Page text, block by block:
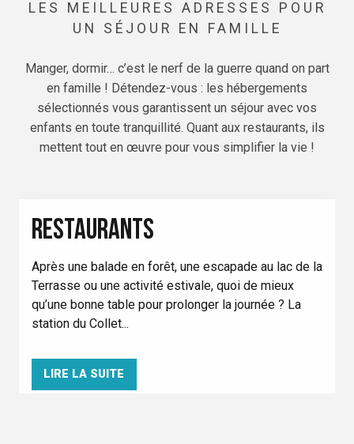
LES MEILLEURES ADRESSES POUR
UN SÉJOUR EN FAMILLE
Manger, dormir… c’est le nerf de la guerre quand on part
en famille ! Détendez-vous : les hébergements
sélectionnés vous garantissent un séjour avec vos
enfants en toute tranquillité. Quant aux restaurants, ils
mettent tout en œuvre pour vous simplifier la vie !
RESTAURANTS
Après une balade en forêt, une escapade au lac de la
Terrasse ou une activité estivale, quoi de mieux
qu’une bonne table pour prolonger la journée ? La
station du Collet...
LIRE LA SUITE